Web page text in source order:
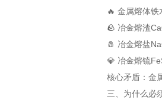
🔥 金属熔体铁
🪨 冶金熔渣
🧂 冶金熔盐
💎 冶金熔锍
核心矛盾：金
三、为什么必